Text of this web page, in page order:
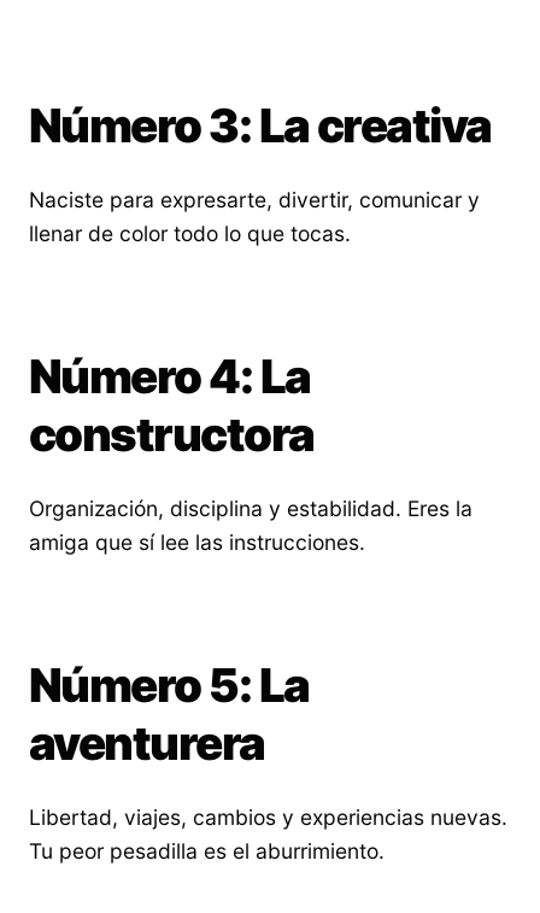
Número 3: La creativa
Naciste para expresarte, divertir, comunicar y
llenar de color todo lo que tocas.
Número 4: La
constructora
Organización, disciplina y estabilidad. Eres la
amiga que sí lee las instrucciones.
Número 5: La
aventurera
Libertad, viajes, cambios y experiencias nuevas.
Tu peor pesadilla es el aburrimiento.